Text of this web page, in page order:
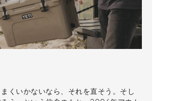
くいかないなら、それを直そう。そし